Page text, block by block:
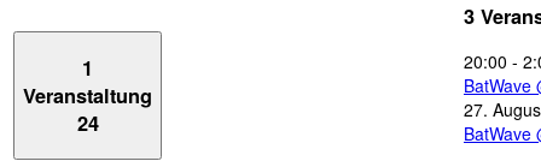
1
Veranstaltung
24
3
20:00 -
BatWave
27.
BatWave